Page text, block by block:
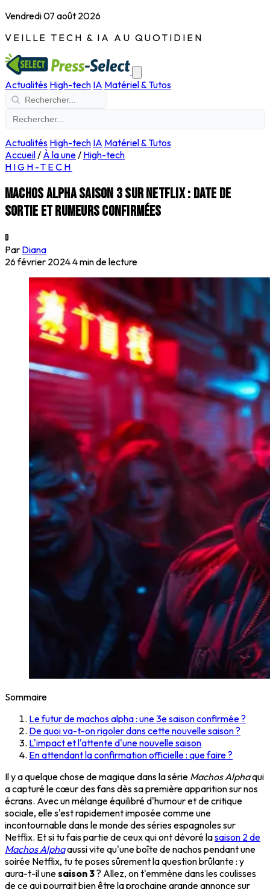
Vendredi 07 août 2026
VEILLE TECH & IA AU QUOTIDIEN
Actualités High-tech IA Matériel & Tutos
Actualités High-tech IA Matériel & Tutos
Accueil/ À la une/ High-tech
HIGH-TECH
Machos Alpha saison 3 sur Netflix : date de
sortie et rumeurs confirmées
D
Par Diana
26 février 20244 min de lecture
Sommaire
Le futur de machos alpha : une 3e saison confirmée ?
De quoi va-t-on rigoler dans cette nouvelle saison ?
L'impact et l'attente d'une nouvelle saison
En attendant la confirmation officielle : que faire ?
Il y a quelque chose de magique dans la série Machos Alphaqui
a capturé le cœur des fans dès sa première apparition sur nos
écrans. Avec un mélange équilibré d'humour et de critique
sociale, elle s'est rapidement imposée comme une
incontournable dans le monde des séries espagnoles sur
Netflix. Et si tu fais partie de ceux qui ont dévoré lasaison 2 de
Machos Alphaaussi vite qu'une boîte de nachos pendant une
soirée Netflix, tu te poses sûrement la question brûlante : y
aura-t-il unesaison 3? Allez, on t'emmène dans les coulisses
de ce qui pourrait bien être la prochaine grande annonce sur